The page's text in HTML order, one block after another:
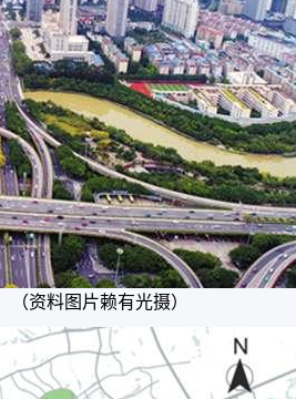
资料图片赖有光摄）